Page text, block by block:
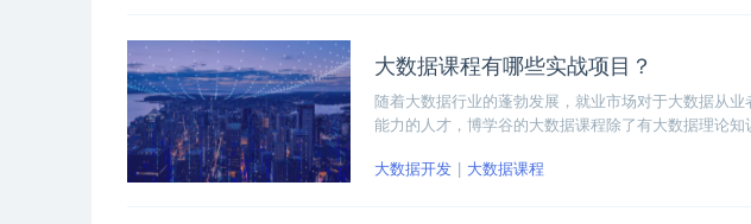
大数据课程有哪些实战项目？
随着大数据行业的蓬勃发展，就业市场对于大数据从
能力的人才，博学谷的大数据课程除了有大数据理论
大数据开发 大数据课程